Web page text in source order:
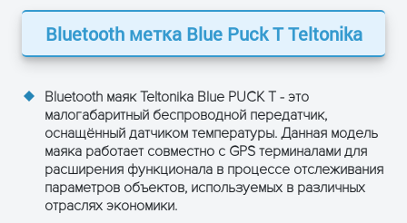
Bluetooth метка Blue Puck T Teltonika
Bluetooth маяк Teltonika Blue PUCK T - это
малогабаритный беспроводной передатчик,
оснащённый датчиком температуры. Данная модель
маяка работает совместно с GPS терминалами для
расширения функционала в процессе отслеживания
параметров объектов, используемых в различных
отраслях экономики.